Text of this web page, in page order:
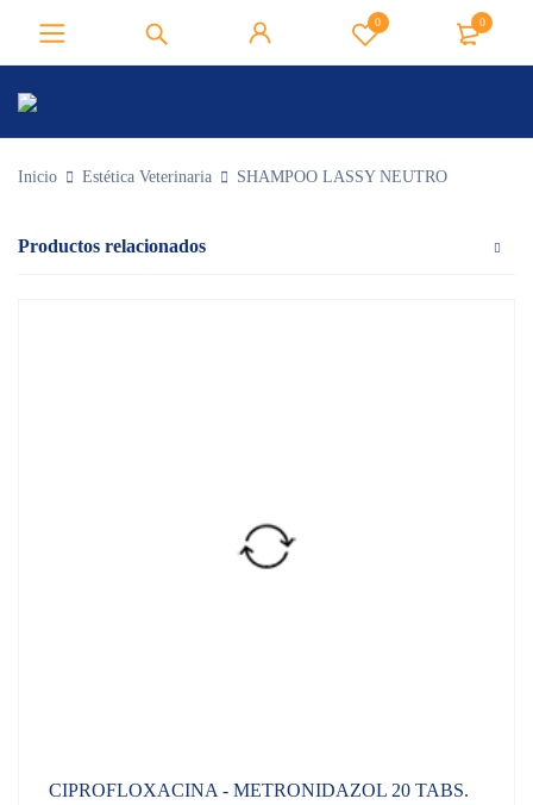
0 0
Inicio Estética Veterinaria SHAMPOO LASSY NEUTRO
Productos relacionados
CIPROFLOXACINA - METRONIDAZOL 20 TABS.